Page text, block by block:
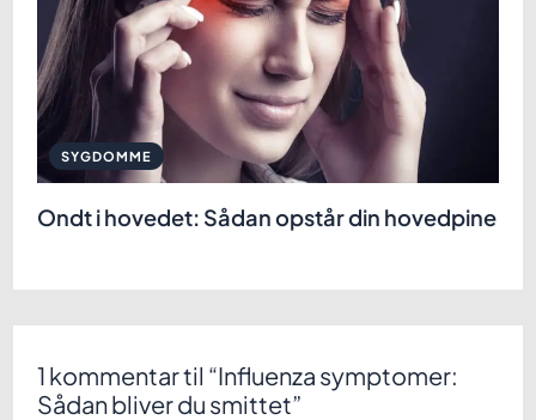
Ondt i hovedet: Sådan opstår din hovedpine
SYGDOMME
1 kommentar til “Influenza symptomer:
Sådan bliver du smittet”